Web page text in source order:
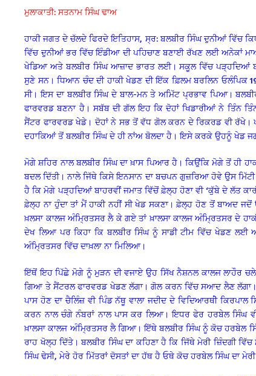
ਮੁਲਾਕਾਤੀ: ਸਤਨਾਮ ਸਿੰਘ ਢਾਅ
ਹਾਕੀ ਜਗਤ ਦੇ ਚੱਲਦੇ ਫਿਰਦੇ ਇਤਿਹਾਸ, ਸ੍ਰ: ਬਲਬੀਰ ਸਿੰਘ ਦੁਨੀਆਂ ਵਿੱਚ
ਵਿੱਚ ਦੁਨੀਆਂ ਭਰ ਵਿੱਚ ਇੰਡੀਆ ਦੀ ਪਹਿਚਾਣ ਬਣਾਈ ਰੱਖਣ ਲਈ ਅਨੇਕਾਂ
ਖੇਡਿਆ ਅਤੇ ਬਲਬੀਰ ਸਿੰਘ ਆਜ਼ਾਦ ਭਾਰਤ ਲਈ। ਸਕੂਲ ਵਿੱਚ ਪੜ੍ਹਦਿਆਂ
ਸੁਣੇ ਸਨ। ਧਿਆਨ ਚੰਦ ਦੀ ਹਾਕੀ ਖੇਡਣ ਦੀ ਇੱਕ ਫ਼ਿਲਮ ਬਰਲਿਨ ਓਲੰਪਿਕ
ਸੀ। ਇਸ ਦਾ ਬਲਬੀਰ ਸਿੰਘ ਦੇ ਬਾਲ-ਮਨ ਤੇ ਅਮਿੱਟ ਪ੍ਰਭਾਵ ਪਿਆ।
ਫਾਰਵਰਡ ਬਣਨਾ ਹੈ। ਸਬੱਬ ਦੀ ਗੱਲ ਇਹ ਕਿ ਦੋਹਾਂ ਖਿਡਾਰੀਆਂ ਨੇ ਤਿੰਨ
ਸੈਂਟਰ ਫਾਰਵਰਡ ਖੇਡੇ। ਦੋਹਾਂ ਨੇ ਸਭ ਤੋਂ ਵੱਧ ਗੋਲ ਕਰਨ ਦੇ ਰਿਕਰਡ ਵੀ ਰੱਖੇ।
ਦਹਾਕਿਆਂ ਤੋਂ ਬਲਬੀਰ ਸਿੰਘ ਦੇ ਹੀ ਨਾਂਅ ਬੋਲਦਾ ਹੈ। ਇਸੇ ਕਰਕੇ ਉਹਨੂੰ ਖੇਡ
ਮੋਗੇ ਸ਼ਹਿਰ ਨਾਲ ਬਲਬੀਰ ਸਿੰਘ ਦਾ ਖ਼ਾਸ ਪਿਆਰ ਹੈ। ਕਿਉਂਕਿ ਮੋਗੇ ਤੋਂ ਹੀ
ਬਦਲ ਦਿੱਤੀ। ਨਾਲੇ ਜਿੱਥੇ ਕਿਸੇ ਇਨਸਾਨ ਦਾ ਬਚਪਨ ਗੁਜ਼ਰਿਆ ਹੋਵੇ ਉਸ
ਹੈ ਕਿ ਮੋਗੇ ਪੜ੍ਹਦਿਆਂ ਬਾਹਰਵੀਂ ਜਮਾਤ ਵਿੱਚੋਂ ਫ਼ੇਲ੍ਹ ਹੋਣਾ ਵੀ ‘ਕੁੱਬੇ ਦੇ ਲੱਤ
ਫ਼ੇਲ੍ਹ ਨਾ ਹੁੰਦਾ ਤਾਂ ਮੈਂ ਹਾਕੀ ਨਹੀਂ ਸੀ ਖੇਡ ਸਕਣਾ। ਫ਼ੇਲ੍ਹ ਹੋਣ ਤੋਂ ਬਾਅਦ
ਖ਼ਲਸਾ ਕਾਲਜ ਅੰਮ੍ਰਿਤਸਰ ਲੈ ਕੇ ਗਏ ਤਾਂ ਖ਼ਾਲਸਾ ਕਾਲਜ ਅੰਮ੍ਰਿਤਸਰ ਦੇ
ਦੇਖ ਲਿਆ ਪਰ ਕਿਹਾ ਕਿ ਬਲਬੀਰ ਸਿੰਘ ਨੂੰ ਸਾਡੀ ਟੀਮ ਵਿੱਚ ਖੇਡਣ
ਅੰਮ੍ਰਿਤਸਰ ਵਿੱਚ ਦਾਖ਼ਲਾ ਨਾ ਮਿਲਿਆ।
ਇੱਥੋਂ ਇਹ ਪਿੱਛੇ ਮੋਗੇ ਨੂੰ ਮੁੜਨ ਦੀ ਵਜਾਏ ਉਹ ਸਿੱਖ ਨੈਸ਼ਨਲ ਕਾਲਜ ਲਾਹੌਰ
ਗਿਆ ਤੇ ਸੈਂਟਰਲ ਫਾਰਵਰਡ ਖੇਡਣ ਲੱਗਾ। ਗੋਲ ਕਰਨ ਵਿੱਚ ਸਆਦ ਲੈਣ ਲੱਗਾ।
ਪਾਸ ਹੋਣ ਦਾ ਚੈਲਿੰਜ਼ ਵੀ ਪਿੰਡ ਨੱਥੂ ਵਾਲਾ ਜਦੀਦ ਦੇ ਵਿਦਿਆਰਥੀੇ
ਕਰਨ ਨਾਲ ਚੰਗੇ ਨੰਬਰਾਂ ਨਾਲ ਪਾਸ ਕਰ ਲਿਆ। ਇਧਰ ਫੇਰ ਹਰਬੇਲ ਸਿੰਘ
ਖ਼ਾਲਸਾ ਕਾਲਜ ਅੰਮ੍ਰਿਤਸਰ ਲੈ ਗਿਆ। ਇੱਥੇ ਬਲਬੀਰ ਸਿੰਘ ਨੂੰ ਕੋਚ ਹਰਬੇਲ
ਰਾਹ ਖੋਲ੍ਹ ਦਿੱਤੇ। ਬਲਬੀਰ ਸਿੰਘ ਦਾ ਕਹਿਣਾ ਹੈ ਕਿ ਜਿੱਥੇ ਮੇਰੀ ਜ਼ਿੰਦਗੀ
ਸਿੰਘ ਢੇਸੀ, ਮੇਰੇ ਹੋਰ ਮਿੱਤਰਾਂ ਦੋਸਤਾਂ ਦਾ ਹੱਥ ਹੈ ਓਥੇ ਕੋਚ ਹਰਬੇਲ ਸਿੰਘ ਦਾ